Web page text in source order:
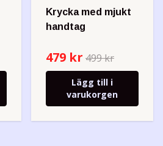
Krycka med mjukt
handtag
479 kr 499 kr
Lägg till i
varukorgen